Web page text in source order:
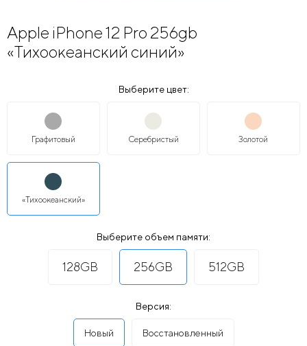
Apple iPhone 12 Pro 256gb
«Тихоокеанский синий»
Выберите цвет:
Графитовый Серебристый Золотой
«Тихоокеанский»
Выберите объем памяти:
128GB 256GB 512GB
Версия:
Новый Восстановленный